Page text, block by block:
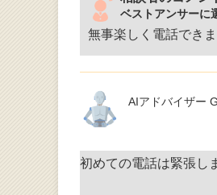
ベストアンサーに
無事楽しく電話でき
AIアドバイザー
初めての電話は緊張し